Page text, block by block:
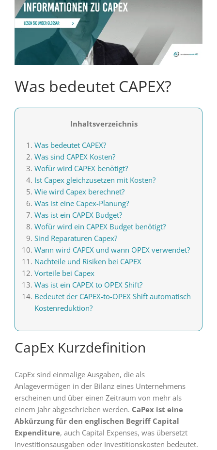
Was bedeutet CAPEX?
Inhaltsverzeichnis
Was bedeutet CAPEX?
Was sind CAPEX Kosten?
Wofür wird CAPEX benötigt?
Ist Capex gleichzusetzen mit Kosten?
Wie wird Capex berechnet?
Was ist eine Capex-Planung?
Was ist ein CAPEX Budget?
Wofür wird ein CAPEX Budget benötigt?
Sind Reparaturen Capex?
Wann wird CAPEX und wann OPEX verwendet?
Nachteile und Risiken bei CAPEX
Vorteile bei Capex
Was ist ein CAPEX to OPEX Shift?
Bedeutet der CAPEX-to-OPEX Shift automatisch
Kostenreduktion?
CapEx Kurzdefinition
CapEx sind einmalige Ausgaben, die als
Anlagevermögen in der Bilanz eines Unternehmens
erscheinen und über einen Zeitraum von mehr als
einem Jahr abgeschrieben werden. CaPex ist eine
Abkürzung für den englischen Begriff Capital
Expenditure, auch Capital Expenses, was übersetzt
Investitionsausgaben oder Investitionskosten bedeutet.